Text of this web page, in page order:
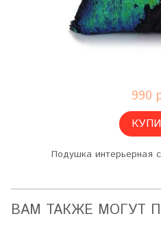
990
Подушка интерьерная
ВАМ ТАКЖЕ МОГУТ